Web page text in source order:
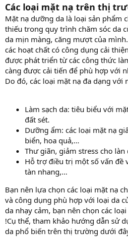
Các loại mặt nạ trên thị
Mặt nạ dưỡng da là loại sản phẩm
thiếu trong quy trình chăm sóc da
da mịn màng, căng mượt của
các hoạt chất có công dụng cải
được phát triển từ các công thức
càng được cải tiến để phù hợp với
Do đó, các loại mặt nạ đa dạng với
Làm sạch da: tiêu biểu với
đất sét.
Dưỡng ẩm: các loại mặt nạ
biển, hoa quả,…
Thư giãn, giảm stress cho làn
Hỗ trợ điều trị một số vấn đề
tàn nhang,…
Bạn nên lựa chọn các loại mặt nạ
và công dụng phù hợp với loại da
da nhạy cảm, bạn nên chọn các
!Cụ thể, tham khảo hướng dẫn sử
da phổ biến trên thị trường dưới